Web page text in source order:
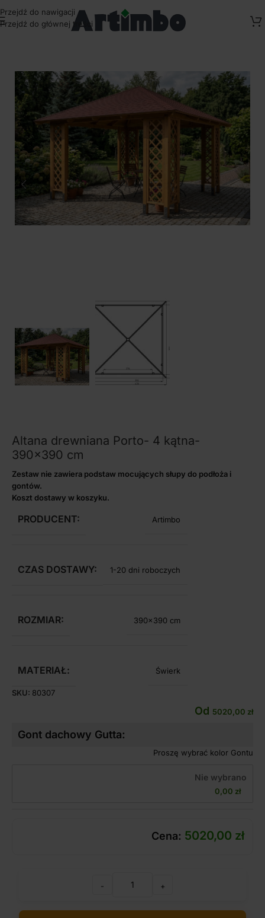
Przejdź do nawigacji
Przejdź do głównej treści
Strona główna/ Altany ogrodowe drewniane
Altana drewniana Porto- 4 kątna-
390×390 cm
Zestaw nie zawiera podstaw mocujących słupy do podłoża i
gontów.
Koszt dostawy w koszyku.
PRODUCENT: Artimbo
CZAS DOSTAWY: 1-20 dni roboczych
ROZMIAR: 390×390 cm
MATERIAŁ: Świerk
SKU: 80307
Od 5020,00 zł
Gont dachowy Gutta:
Proszę wybrać kolor Gontu
Nie wybrano
0,00 zł
Cena: 5020,00 zł
- +